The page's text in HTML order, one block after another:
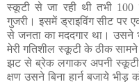
स्कूटी से जा रही थी तभी
गुजरी। इसमें ड्राइविंग सीट पर
से जनता का मददगार था। उसने
मेरी गतिशील स्कूटी के ठीक
झट से ब्रेक लगाकर अपनी
क्षण उसने बिना हार्न बजाये